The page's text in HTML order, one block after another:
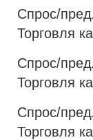
Спрос/
Торговля
Спрос/
Торговля
Спрос/
Торговля